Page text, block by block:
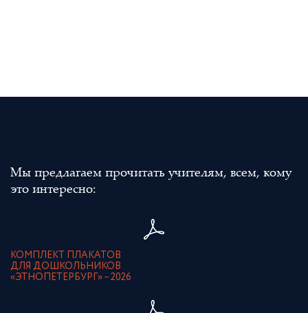
Мы предлагаем прочитать учителям, всем, кому
это интересно:
КОМПЛЕКТ ПЛАКАТОВ
ДЛЯ ДОШКОЛЬНИКОВ
«ЭТНОПЕТЕРБУРГ» – 2026